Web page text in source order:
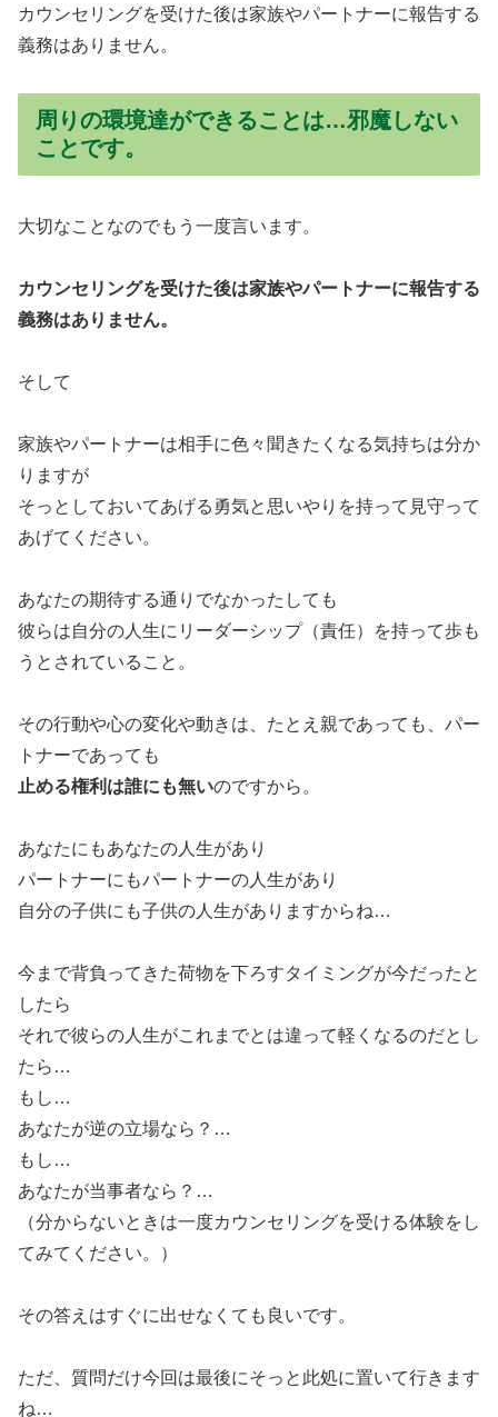
カウンセリングを受けた後は家族やパートナーに報告する
義務はありません。
周りの環境達ができることは…邪魔しない
ことです。
大切なことなのでもう一度言います。
カウンセリングを受けた後は家族やパートナーに報告する
義務はありません。
そして
家族やパートナーは相手に色々聞きたくなる気持ちは分か
りますが
そっとしておいてあげる勇気と思いやりを持って見守って
あげてください。
あなたの期待する通りでなかったしても
彼らは自分の人生にリーダーシップ（責任）を持って歩も
うとされていること。
その行動や心の変化や動きは、たとえ親であっても、パー
トナーであっても
止める権利は誰にも無いのですから。
あなたにもあなたの人生があり
パートナーにもパートナーの人生があり
自分の子供にも子供の人生がありますからね…
今まで背負ってきた荷物を下ろすタイミングが今だったと
したら
それで彼らの人生がこれまでとは違って軽くなるのだとし
たら…
もし…
あなたが逆の立場なら？…
もし…
あなたが当事者なら？…
（分からないときは一度カウンセリングを受ける体験をし
てみてください。）
その答えはすぐに出せなくても良いです。
ただ、質問だけ今回は最後にそっと此処に置いて行きます
ね…